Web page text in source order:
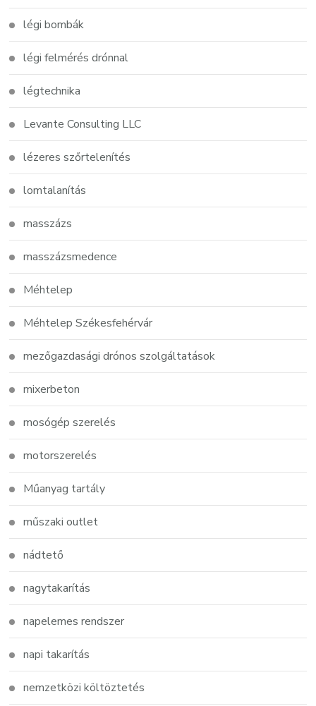
légi bombák
légi felmérés drónnal
légtechnika
Levante Consulting LLC
lézeres szőrtelenítés
lomtalanítás
masszázs
masszázsmedence
Méhtelep
Méhtelep Székesfehérvár
mezőgazdasági drónos szolgáltatások
mixerbeton
mosógép szerelés
motorszerelés
Műanyag tartály
műszaki outlet
nádtető
nagytakarítás
napelemes rendszer
napi takarítás
nemzetközi költöztetés